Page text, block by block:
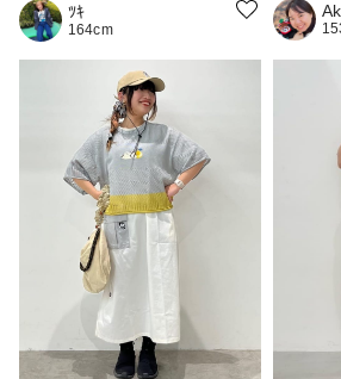
ﾂｷ
164cm